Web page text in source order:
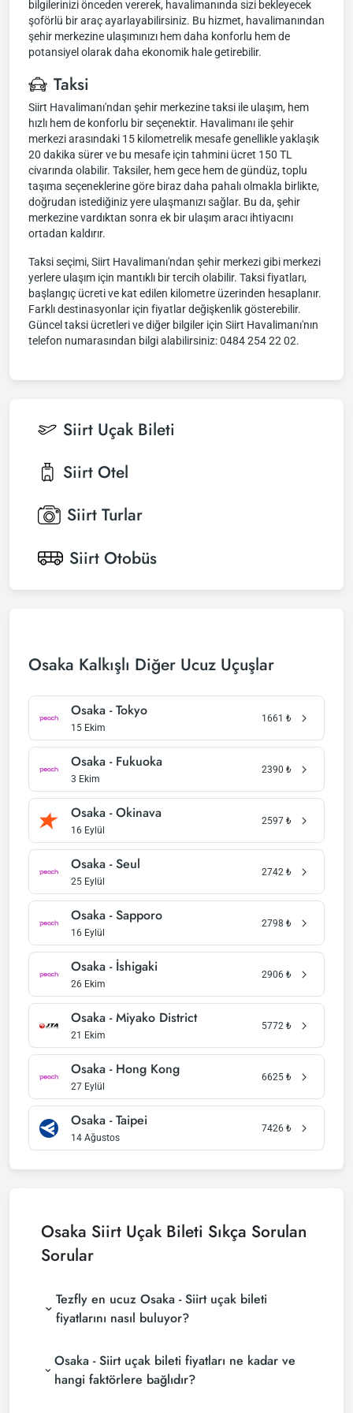
bilgilerinizi önceden vererek, havalimanında sizi bekleyecek
şoförlü bir araç ayarlayabilirsiniz. Bu hizmet, havalimanından
şehir merkezine ulaşımınızı hem daha konforlu hem de
potansiyel olarak daha ekonomik hale getirebilir.
Taksi
Siirt Havalimanı'ndan şehir merkezine taksi ile ulaşım, hem
hızlı hem de konforlu bir seçenektir. Havalimanı ile şehir
merkezi arasındaki 15 kilometrelik mesafe genellikle yaklaşık
20 dakika sürer ve bu mesafe için tahmini ücret 150 TL
civarında olabilir. Taksiler, hem gece hem de gündüz, toplu
taşıma seçeneklerine göre biraz daha pahalı olmakla birlikte,
doğrudan istediğiniz yere ulaşmanızı sağlar. Bu da, şehir
merkezine vardıktan sonra ek bir ulaşım aracı ihtiyacını
ortadan kaldırır.
Taksi seçimi, Siirt Havalimanı'ndan şehir merkezi gibi merkezi
yerlere ulaşım için mantıklı bir tercih olabilir. Taksi fiyatları,
başlangıç ücreti ve kat edilen kilometre üzerinden hesaplanır.
Farklı destinasyonlar için fiyatlar değişkenlik gösterebilir.
Güncel taksi ücretleri ve diğer bilgiler için Siirt Havalimanı'nın
telefon numarasından bilgi alabilirsiniz: 0484 254 22 02.
Siirt Uçak Bileti
Siirt Otel
Siirt Turlar
Siirt Otobüs
Osaka Kalkışlı Diğer Ucuz Uçuşlar
Osaka - Tokyo
15 Ekim
1661 ₺
Osaka - Fukuoka
3 Ekim
2390 ₺
Osaka - Okinava
16 Eylül
2597 ₺
Osaka - Seul
25 Eylül
2742 ₺
Osaka - Sapporo
16 Eylül
2798 ₺
Osaka - İshigaki
26 Ekim
2906 ₺
Osaka - Miyako District
21 Ekim
5772 ₺
Osaka - Hong Kong
27 Eylül
6625 ₺
Osaka - Taipei
14 Ağustos
7426 ₺
Osaka Siirt Uçak Bileti Sıkça Sorulan
Sorular
Tezfly en ucuz Osaka - Siirt uçak bileti
fiyatlarını nasıl buluyor?
bulmak için tur operatörleri, büyük rezervasyon
siteleri (konsolidatörler) ve yüzlerce havayolu
sitesini aramaktadır. Tezfly sitesinde yapacağın tek
Osaka - Siirt uçak bileti fiyatları ne kadar ve
hangi faktörlere bağlıdır?